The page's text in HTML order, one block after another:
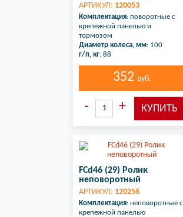
АРТИКУЛ: 120053
Комплектация: поворотные с
крепежной панелью и
тормозом
Диаметр колеса, мм: 100
г/п, кг: 88
352 руб.
FCd46 (29) Ролик
неповоротный
АРТИКУЛ: 120256
Комплектация: неповоротные с
крепежной панелью